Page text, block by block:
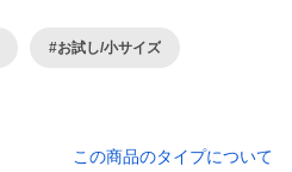
#お試し/小サイズ
この商品のタイプについて